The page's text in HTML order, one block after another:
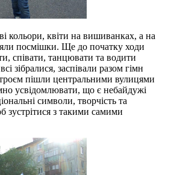
кольори, квіти на вишиванках, а на
посмішки. Ще до початку ходи
співати, танцювати та водити
зібралися, заспівали разом гімн
пішли центральними вулицями
усвідомлювати, що є небайдужі
символи, творчість та
зустрітися з такими самими